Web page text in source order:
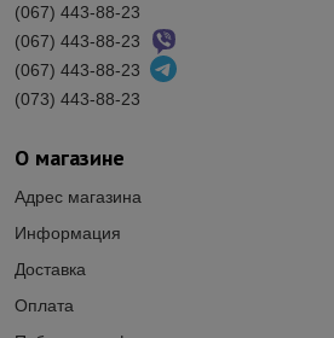
О магазине
Адрес магазина
Информация
Доставка
Оплата
(067) 443-88-23
(067) 443-88-23
(067) 443-88-23
(073) 443-88-23